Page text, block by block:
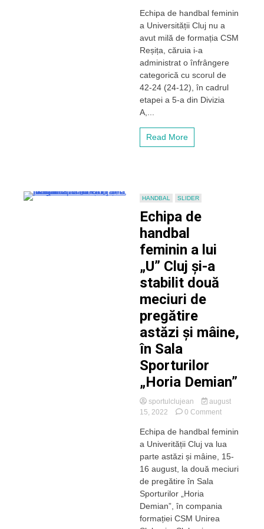
lui
„U”
Cluj,
drept
de
apel
cu
Echipa de handbal feminin
a Universității Cluj nu a
avut milă de formația CSM
Reșița, căruia i-a
administrat o înfrângere
categorică cu scorul de
42-24 (24-12), în cadrul
etapei a 5-a din Divizia
A,...
Read More
HANDBAL SLIDER
Echipa de
handbal
feminin a lui
„U” Cluj și-a
stabilit două
meciuri de
pregătire
astăzi și mâine,
în Sala
Sporturilor
„Horia Demian”
sportulclujean
august
15, 2022
0 Commenton
de
handbal
feminin
și-
Echipa de handbal feminin
a Univerității Cluj va lua
parte astăzi și mâine, 15-
16 august, la două meciuri
de pregătire în Sala
Sporturilor „Horia
Demian”, în compania
formației CSM Unirea